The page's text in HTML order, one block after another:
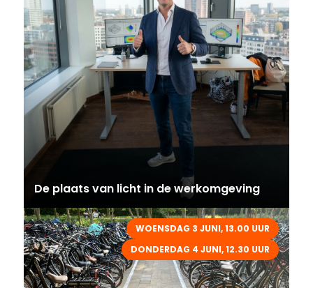
De plaats van licht in de werkomgeving
WOENSDAG 3 JUNI, 13.00 UUR
DONDERDAG 4 JUNI, 12.30 UUR